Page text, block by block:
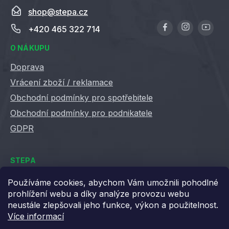
Používáme cookies, abychom Vám umožnili pohodlné
prohlížení webu a díky analýze provozu webu
neustále zlepšovali jeho funkce, výkon a použitelnost.
Více informací
shop@stepa.cz
+420 465 322 714
O NÁKUPU
Doprava
Vrácení zboží / reklamace
Obchodní podmínky pro spotřebitele
Obchodní podmínky pro podnikatele
GDPR
STEPA
Kontakty
Kariéra ve Stepě
Věrnostní slevy